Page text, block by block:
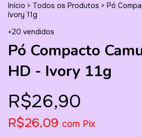
Início > Todos os Produtos > Pó
Ivory 11g
+20 vendidos
Pó Compacto
HD - Ivory 11g
R$26,90
R$26,09 com Pix